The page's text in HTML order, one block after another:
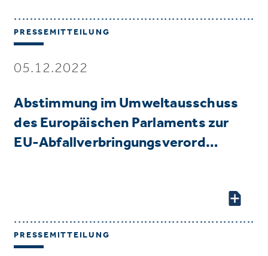
PRESSEMITTEILUNG
05.12.2022
Abstimmung im Umweltausschuss
des Europäischen Parlaments zur
EU-Abfallverbringungsverord…
PRESSEMITTEILUNG